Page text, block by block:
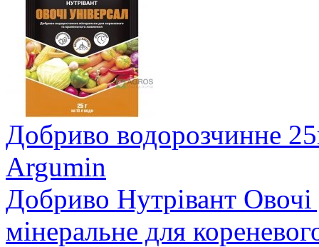
Добриво водорозчинне
Argumin
Добриво Нутрівант Овочі
мінеральне для